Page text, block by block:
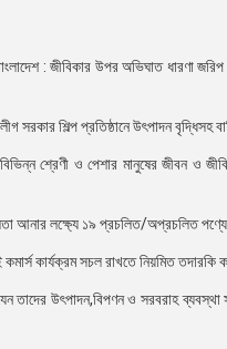
: জীবিকার উপর অভিঘাত ধারণা
সরকার শিল্প প্রতিষ্ঠানে উৎপাদন বৃদ্ধিসহ
শ্রেণী ও পেশার মানুষের জীবন ও
আনার লক্ষ্যে ১৯ প্রচলিত/অপ্রচলিত
কার্যক্রম সচল রাখতে নিয়মিত তদারকি
তাদের উৎপাদন,বিপণন ও সরবরাহ